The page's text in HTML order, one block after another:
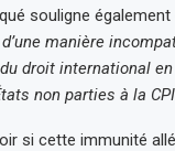
souligne également
manière
droit international
non parties à la CPI
si cette immunité